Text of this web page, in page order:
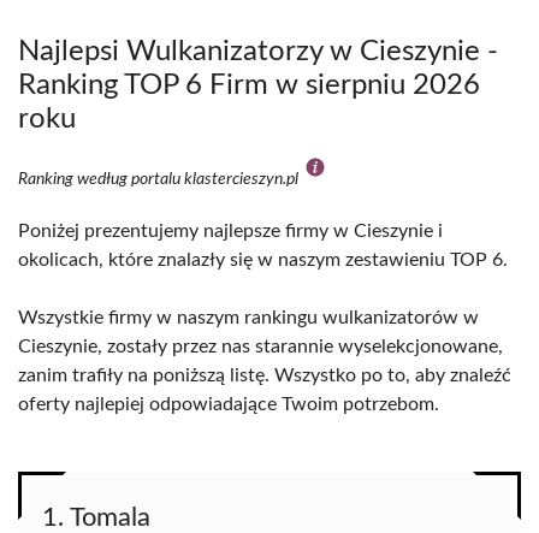
Najlepsi Wulkanizatorzy w Cieszynie -
Ranking TOP 6 Firm w sierpniu 2026
roku
Ranking według portalu klastercieszyn.pl
Poniżej prezentujemy najlepsze firmy w Cieszynie i
okolicach, które znalazły się w naszym zestawieniu TOP 6.
Wszystkie firmy w naszym rankingu wulkanizatorów w
Cieszynie, zostały przez nas starannie wyselekcjonowane,
zanim trafiły na poniższą listę. Wszystko po to, aby znaleźć
oferty najlepiej odpowiadające Twoim potrzebom.
1. Tomala